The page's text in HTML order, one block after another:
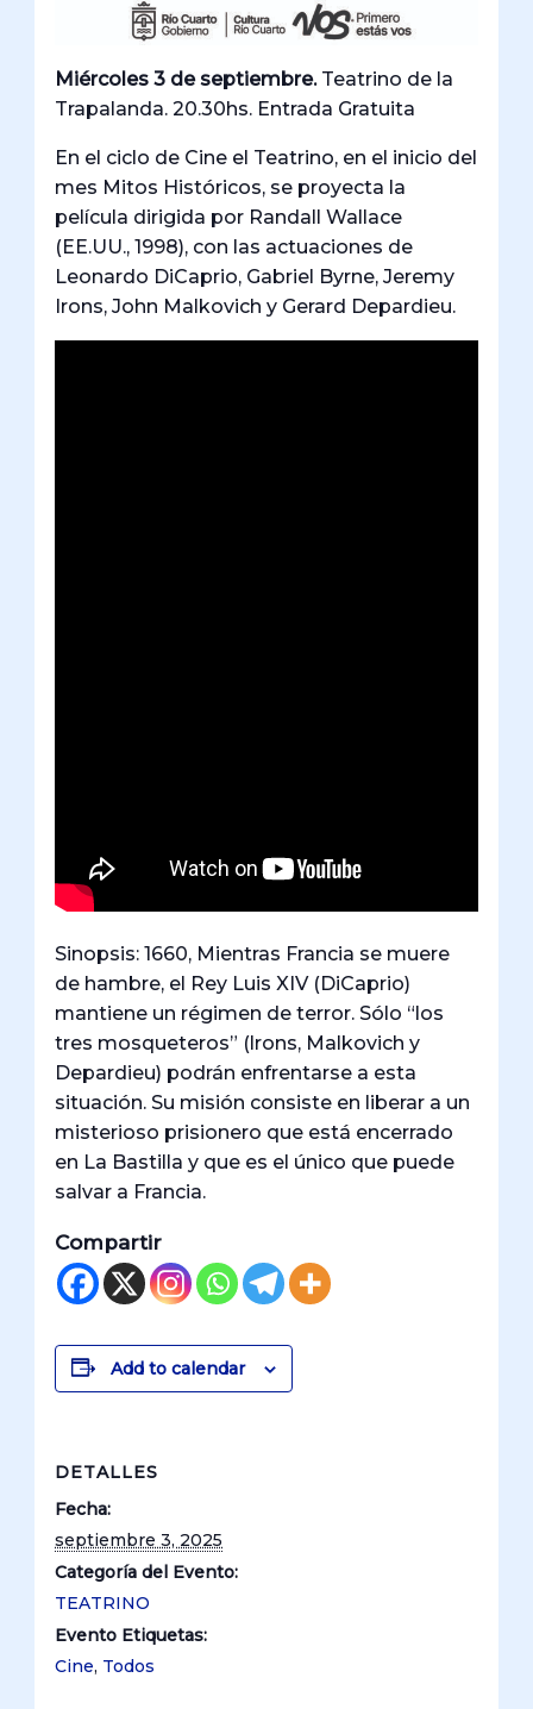
Miércoles 3 de septiembre.Teatrino de la
Trapalanda. 20.30hs. Entrada Gratuita
En el ciclo de Cine el Teatrino, en el inicio del
mes Mitos Históricos, se proyecta la
película dirigida por Randall Wallace
(EE.UU., 1998), con las actuaciones de
Leonardo DiCaprio, Gabriel Byrne, Jeremy
Irons, John Malkovich y Gerard Depardieu.
Sinopsis: 1660, Mientras Francia se muere
de hambre, el Rey Luis XIV (DiCaprio)
mantiene un régimen de terror. Sólo “los
tres mosqueteros” (lrons, Malkovich y
Depardieu) podrán enfrentarse a esta
situación. Su misión consiste en liberar a un
misterioso prisionero que está encerrado
en La Bastilla y que es el único que puede
salvar a Francia.
Compartir
Add to calendar
DETALLES
Fecha:
septiembre 3, 2025
Categoría del Evento:
TEATRINO
Evento Etiquetas:
Cine, Todos